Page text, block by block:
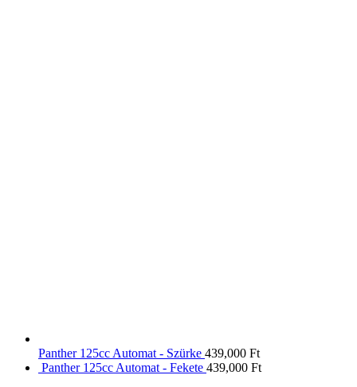
Panther 125cc Automat - Szürke 439,000 Ft
Panther 125cc Automat - Fekete 439,000 Ft